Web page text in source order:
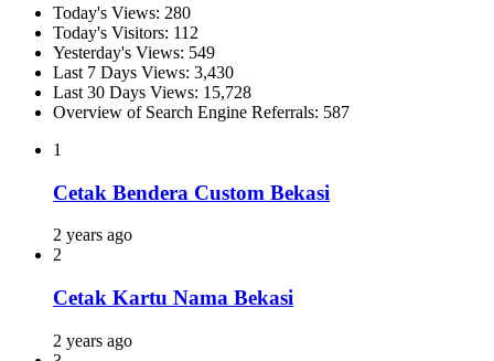
Today's Views: 280
Today's Visitors: 112
Yesterday's Views: 549
Last 7 Days Views: 3,430
Last 30 Days Views: 15,728
Overview of Search Engine Referrals: 587
1
Cetak Bendera Custom Bekasi
2 years ago
2
Cetak Kartu Nama Bekasi
2 years ago